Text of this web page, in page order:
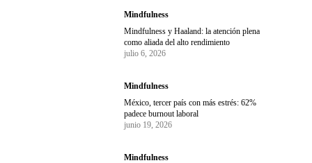
Mindfulness
Mindfulness y Haaland: la atención plena
como aliada del alto rendimiento
julio 6, 2026
Mindfulness
México, tercer país con más estrés: 62%
padece burnout laboral
junio 19, 2026
Mindfulness